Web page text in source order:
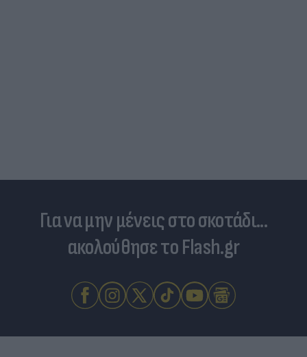
Για να μην μένεις στο σκοτάδι...
ακολούθησε το Flash.gr